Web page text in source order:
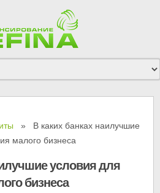
» В каких банках наилучшие
малого бизнеса
условия для
бизнеса